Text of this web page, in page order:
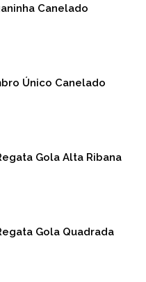
Canelado
Único Canelado
Gola Alta Ribana
Gola Quadrada